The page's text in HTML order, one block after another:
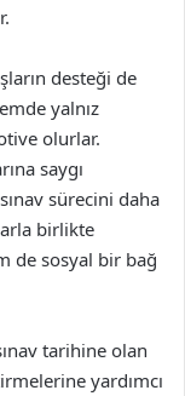
desteği de
yalnız
olurlar.
saygı
sürecini daha
birlikte
de sosyal bir bağ
tarihine olan
yardımcı